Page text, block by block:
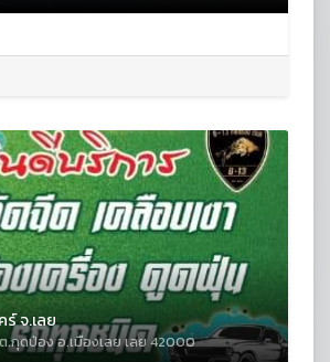
ร์ จ.เลย
.กุดป่อง อ.เมืองเลย เลย 42000